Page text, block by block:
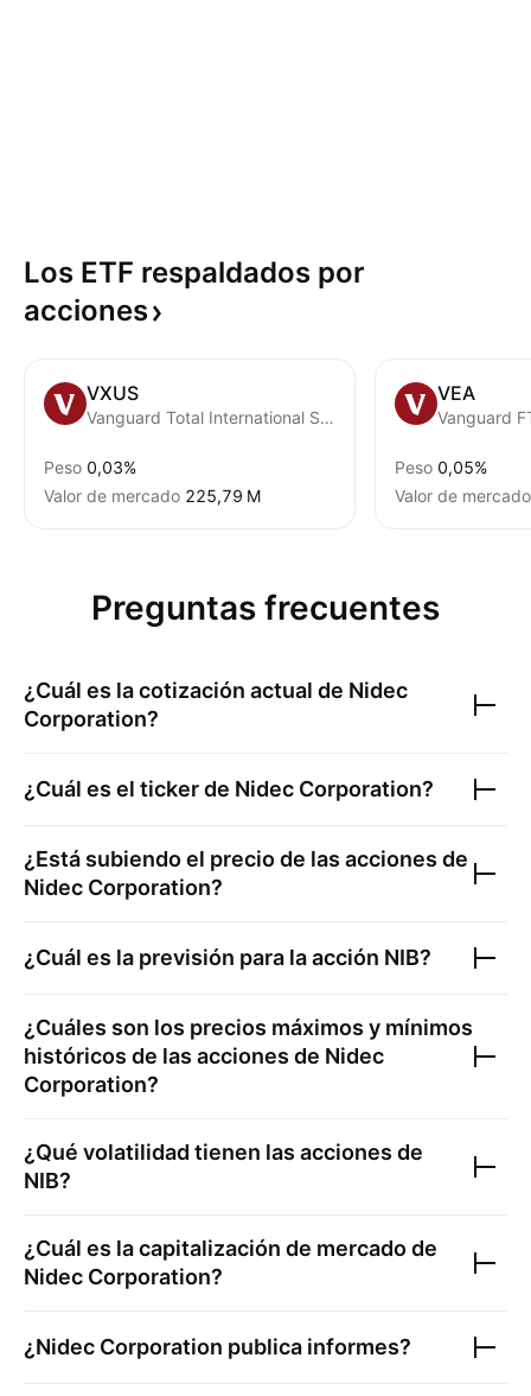
Los ETF respaldados por
acciones
VXUS
Vanguard Total International Stock ETF
Peso 0,03%
Valor de mercado ‪225,79 M‬
VEA
Peso 0,05%
Valor de mercado
Preguntas frecuentes
¿Cuál es la cotización actual de Nidec
Corporation?
¿Cuál es el ticker de Nidec Corporation?
¿Está subiendo el precio de las acciones de
Nidec Corporation?
¿Cuál es la previsión para la acción NIB?
¿Cuáles son los precios máximos y mínimos
históricos de las acciones de Nidec
Corporation?
¿Qué volatilidad tienen las acciones de
NIB?
¿Cuál es la capitalización de mercado de
Nidec Corporation?
¿Nidec Corporation publica informes?